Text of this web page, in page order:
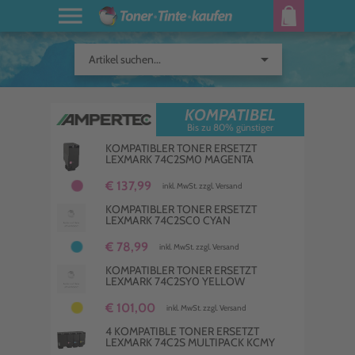
Artikel suchen... arrow_drop_down
KOMPATIBEL
Bis zu 80% günstiger
KOMPATIBLER TONER ERSETZT
LEXMARK 74C2SM0 MAGENTA
€ 137,99 inkl. MwSt. zzgl. Versand
KOMPATIBLER TONER ERSETZT
LEXMARK 74C2SC0 CYAN
€ 78,99 inkl. MwSt. zzgl. Versand
KOMPATIBLER TONER ERSETZT
LEXMARK 74C2SY0 YELLOW
€ 101,00 inkl. MwSt. zzgl. Versand
4 KOMPATIBLE TONER ERSETZT
LEXMARK 74C2S MULTIPACK KCMY